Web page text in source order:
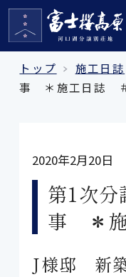
トップ 施工日誌
事 ＊施工日誌
2020年2月20日
第1次分
事 ＊
J様邸 新